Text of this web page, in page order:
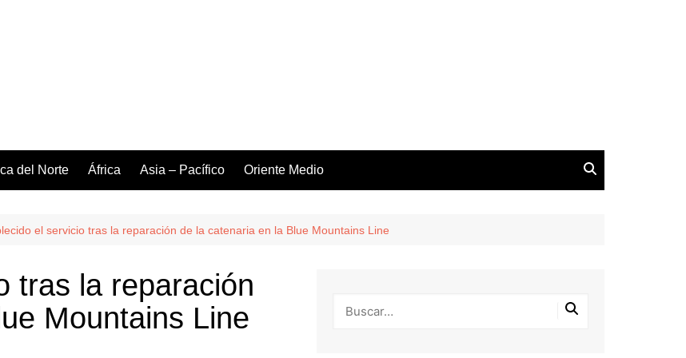
del Norte África Asia – Pacífico Oriente Medio
el servicio tras la reparación de la catenaria en la Blue Mountains Line
tras la reparación
Mountains Line